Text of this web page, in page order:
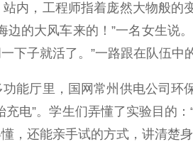
，工程师指着庞然大物般的
的大风车来的！”一名女生说
下子就活了。”一路跟在队伍中
厅里，国网常州供电公司环
电”。学生们弄懂了实验目的
，还能亲手试的方式，讲清楚